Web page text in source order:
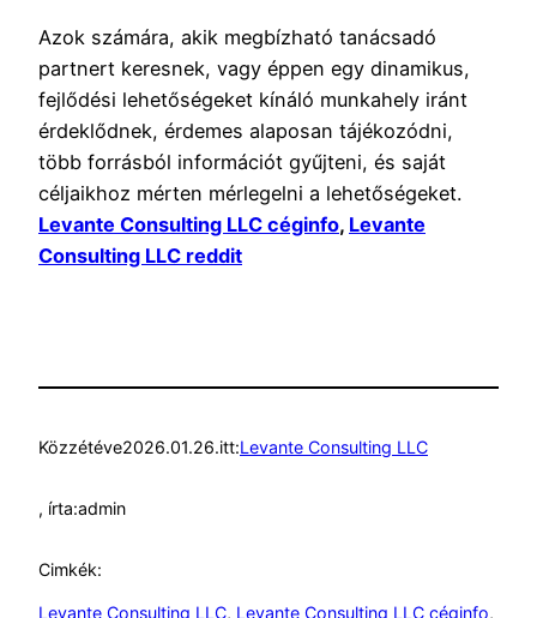
Azok számára, akik megbízható tanácsadó
partnert keresnek, vagy éppen egy dinamikus,
fejlődési lehetőségeket kínáló munkahely iránt
érdeklődnek, érdemes alaposan tájékozódni,
több forrásból információt gyűjteni, és saját
céljaikhoz mérten mérlegelni a lehetőségeket.
Levante Consulting LLC céginfo, Levante
Consulting LLC reddit
Közzétéve2026.01.26.itt:Levante Consulting LLC
, írta:admin
Cimkék:
Levante Consulting LLC, Levante Consulting LLC céginfo